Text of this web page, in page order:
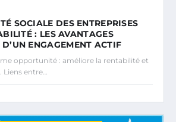
SOCIALE DES ENTREPRISES
: LES AVANTAGES
ENGAGEMENT ACTIF
opportunité : améliore la rentabilité et
entre…